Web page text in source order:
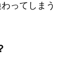
ってしまう